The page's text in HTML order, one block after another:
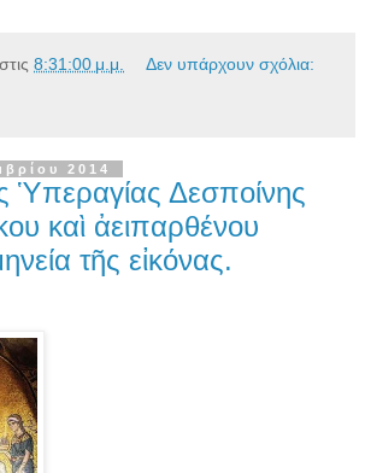
στις 8:31:00 μ.μ. Δεν υπάρχουν σχόλια:
2014
Ὑπεραγίας Δεσποίνης
καὶ ἀειπαρθένου
τῆς εἰκόνας.